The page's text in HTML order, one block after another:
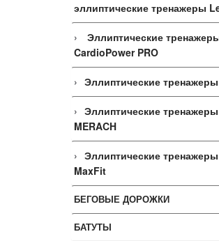
эллиптические тренажеры
Эллиптические
CardioPower PRO
Эллиптические
Эллиптические тренажеры
MERACH
Эллиптические тренажеры
MaxFit
БЕГОВЫЕ ДОРОЖКИ
БАТУТЫ